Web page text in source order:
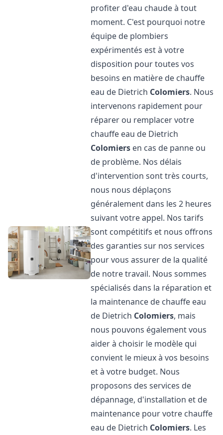
profiter d'eau chaude à tout
moment. C'est pourquoi notre
équipe de plombiers
expérimentés est à votre
disposition pour toutes vos
besoins en matière de chauffe
eau de Dietrich Colomiers. Nous
intervenons rapidement pour
réparer ou remplacer votre
chauffe eau de Dietrich
Colomiers en cas de panne ou
de problème. Nos délais
d'intervention sont très courts,
nous nous déplaçons
généralement dans les 2 heures
suivant votre appel. Nos tarifs
sont compétitifs et nous offrons
des garanties sur nos services
pour vous assurer de la qualité
de notre travail. Nous sommes
spécialisés dans la réparation et
la maintenance de chauffe eau
de Dietrich Colomiers, mais
nous pouvons également vous
aider à choisir le modèle qui
convient le mieux à vos besoins
et à votre budget. Nous
proposons des services de
dépannage, d'installation et de
maintenance pour votre chauffe
eau de Dietrich Colomiers. Les